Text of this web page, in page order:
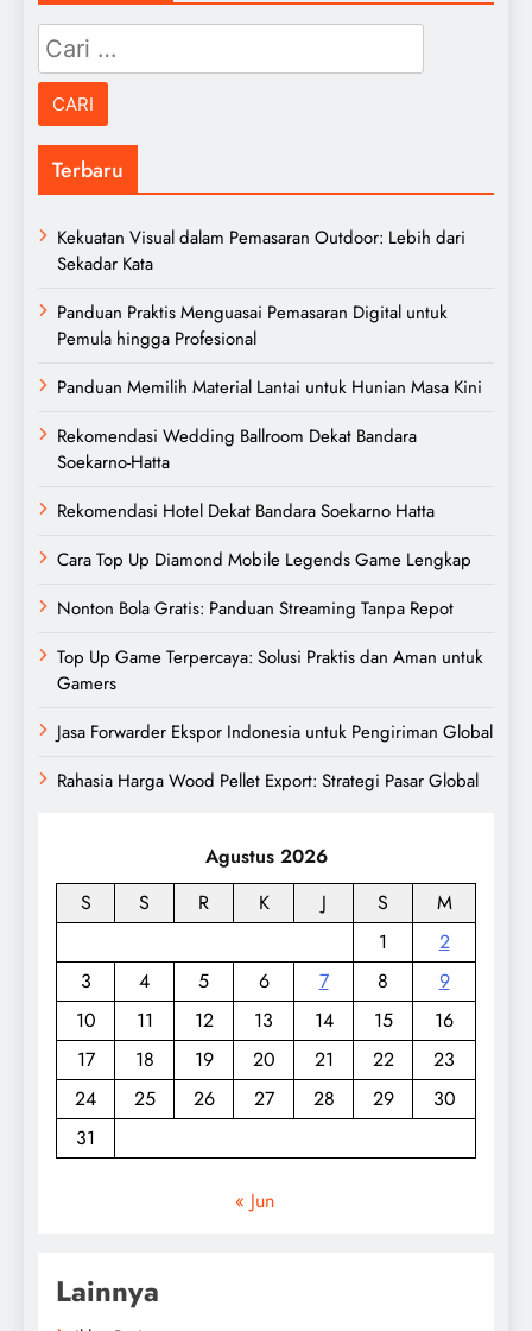
Cari
untuk:
Terbaru
Kekuatan Visual dalam Pemasaran Outdoor: Lebih dari
Sekadar Kata
Panduan Praktis Menguasai Pemasaran Digital untuk
Pemula hingga Profesional
Panduan Memilih Material Lantai untuk Hunian Masa Kini
Rekomendasi Wedding Ballroom Dekat Bandara
Soekarno-Hatta
Rekomendasi Hotel Dekat Bandara Soekarno Hatta
Cara Top Up Diamond Mobile Legends Game Lengkap
Nonton Bola Gratis: Panduan Streaming Tanpa Repot
Top Up Game Terpercaya: Solusi Praktis dan Aman untuk
Gamers
Jasa Forwarder Ekspor Indonesia untuk Pengiriman Global
Rahasia Harga Wood Pellet Export: Strategi Pasar Global
Agustus 2026
S
S R K J S
M
1
2
3
4 5 6 7 8
9
10
11 12 13 14 15
16
17
18 19 20 21 22
23
24
25 26 27 28 29
30
31
« Jun
Lainnya